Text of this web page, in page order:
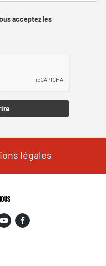
acceptez les
légales